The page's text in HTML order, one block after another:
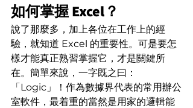
如何掌握 Excel？
說了那麼多，加上各位在工作上的經
驗，就知道 Excel 的重要性。可是要怎
樣才能真正熟習掌握它，才是關鍵所
在。簡單來說，一字既之曰：
「Logic」！作為數據界代表的常用辦公
室軟件，最着重的當然是用家的邏輯能